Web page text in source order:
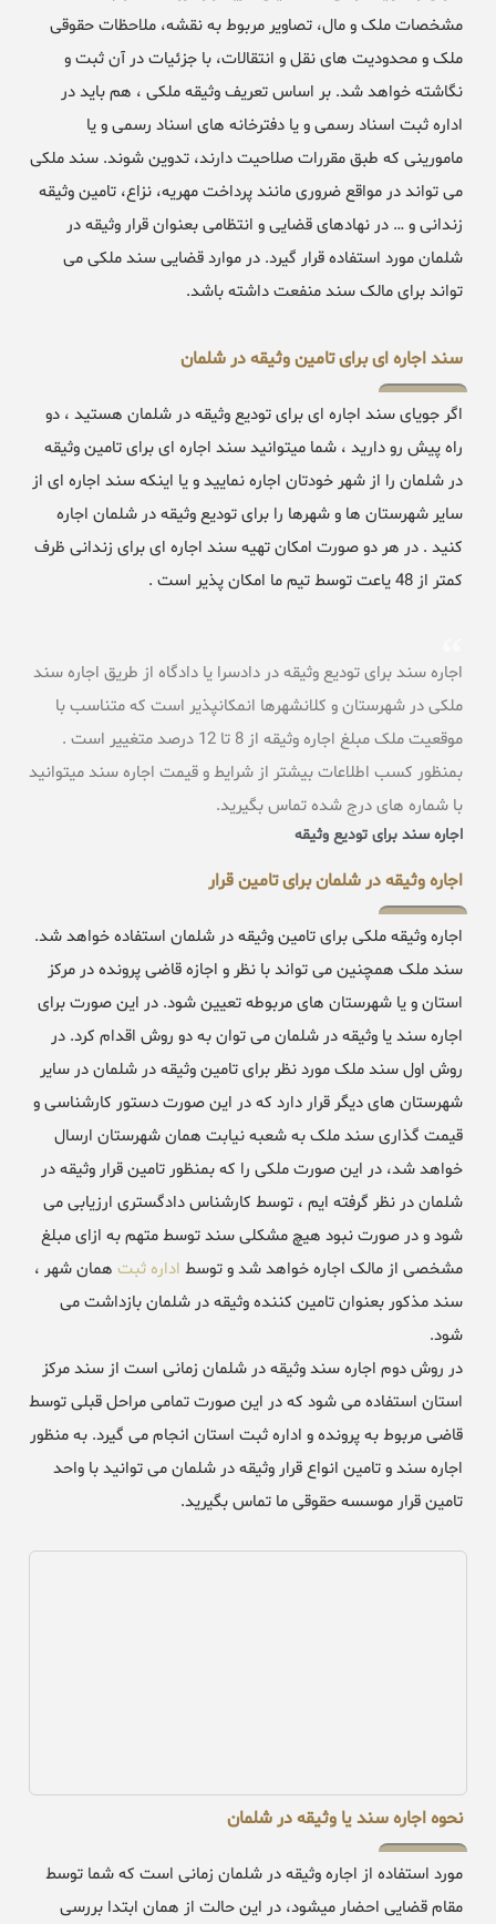
مشخصات ملک و مال، تصاویر مربوط به نقشه، ملاحظات حقوقی
ملک و محدودیت های نقل و انتقالات، با جزئیات در آن ثبت و
نگاشته خواهد شد. بر اساس تعریف وثیقه ملکی ، هم باید در
اداره ثبت اسناد رسمی و یا دفترخانه های اسناد رسمی و یا
مامورینی که طبق مقررات صلاحیت دارند، تدوین شوند. سند ملکی
می تواند در مواقع ضروری مانند پرداخت مهریه، نزاع، تامین وثیقه
زندانی و … در نهادهای قضایی و انتظامی بعنوان قرار وثیقه در
شلمان مورد استفاده قرار گیرد. در موارد قضایی سند ملکی می
تواند برای مالک سند منفعت داشته باشد.
سند اجاره ای برای تامین وثیقه در شلمان
اگر جویای سند اجاره ای برای تودیع وثیقه در شلمان هستید ، دو
راه پیش رو دارید ، شما میتوانید سند اجاره ای برای تامین وثیقه
در شلمان را از شهر خودتان اجاره نمایید و یا اینکه سند اجاره ای از
سایر شهرستان ها و شهرها را برای تودیع وثیقه در شلمان اجاره
کنید . در هر دو صورت امکان تهیه سند اجاره ای برای زندانی ظرف
کمتر از 48 یاعت توسط تیم ما امکان پذیر است .
اجاره سند برای تودیع وثیقه در دادسرا یا دادگاه از طریق اجاره سند
ملکی در شهرستان و کلانشهرها انمکانپذیر است که متناسب با
موقعیت ملک مبلغ اجاره وثیقه از 8 تا 12 درصد متغییر است .
بمنظور کسب اطلاعات بیشتر از شرایط و قیمت اجاره سند میتوانید
با شماره های درج شده تماس بگیرید.
اجاره سند برای تودیع وثیقه
اجاره وثیقه در شلمان برای تامین قرار
اجاره وثیقه ملکی برای تامین وثیقه در شلمان استفاده خواهد شد.
سند ملک همچنین می تواند با نظر و اجازه قاضی پرونده در مرکز
استان و یا شهرستان های مربوطه تعیین شود. در این صورت برای
اجاره سند یا وثیقه در شلمان می توان به دو روش اقدام کرد. در
روش اول سند ملک مورد نظر برای تامین وثیقه در شلمان در سایر
شهرستان های دیگر قرار دارد که در این صورت دستور کارشناسی و
قیمت گذاری سند ملک به شعبه نیابت همان شهرستان ارسال
خواهد شد، در این صورت ملکی را که بمنظور تامین قرار وثیقه در
شلمان در نظر گرفته ایم ، توسط کارشناس دادگستری ارزیابی می
شود و در صورت نبود هیچ مشکلی سند توسط متهم به ازای مبلغ
مشخصی از مالک اجاره خواهد شد و توسط اداره ثبت همان شهر ،
سند مذکور بعنوان تامین کننده وثیقه در شلمان بازداشت می
شود.
در روش دوم اجاره سند وثیقه در شلمان زمانی است از سند مرکز
استان استفاده می شود که در این صورت تمامی مراحل قبلی توسط
قاضی مربوط به پرونده و اداره ثبت استان انجام می گیرد. به منظور
اجاره سند و تامین انواع قرار وثیقه در شلمان می توانید با واحد
تامین قرار موسسه حقوقی ما تماس بگیرید.
نحوه اجاره سند یا وثیقه در شلمان
مورد استفاده از اجاره وثیقه در شلمان زمانی است که شما توسط
مقام قضایی احضار میشود، در این حالت از همان ابتدا بررسی